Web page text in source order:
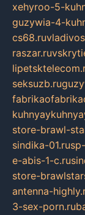
xehyroo-5-
guzywia-4-
cs68.ru
raszar.ru
seksuzb.ru
store-brawl-
sindika-01.ru
e-abis-1-c.ru
store-
antenna-
3-sex-porn.ru